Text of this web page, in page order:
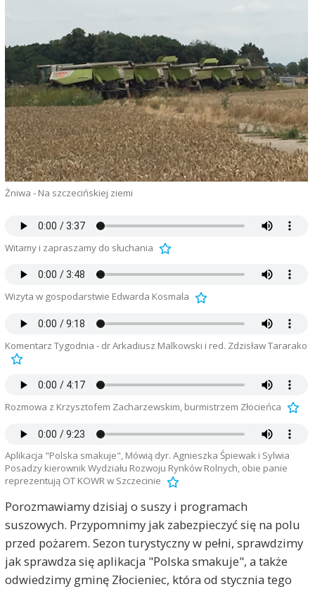
Żniwa - Na szczecińskiej ziemi
Witamy i zapraszamy do słuchania
Wizyta w gospodarstwie Edwarda Kosmala
Komentarz Tygodnia - dr Arkadiusz Malkowski i red. Zdzisław Tararako
Rozmowa z Krzysztofem Zacharzewskim, burmistrzem Złocieńca
Aplikacja "Polska smakuje", Mówią dyr. Agnieszka Śpiewak i Sylwia
Posadzy kierownik Wydziału Rozwoju Rynków Rolnych, obie panie
reprezentują OT KOWR w Szczecinie
Porozmawiamy dzisiaj o suszy i programach
suszowych. Przypomnimy jak zabezpieczyć się na polu
przed pożarem. Sezon turystyczny w pełni, sprawdzimy
jak sprawdza się aplikacja "Polska smakuje", a także
odwiedzimy gminę Złocieniec, która od stycznia tego